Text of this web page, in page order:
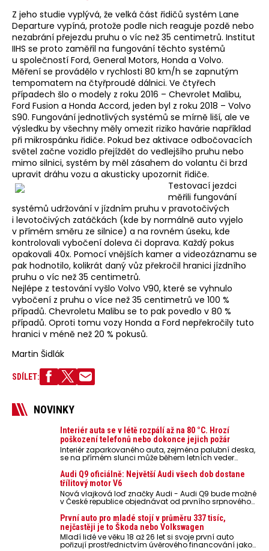
Z jeho studie vyplývá, že velká část řidičů systém Lane
Departure vypíná, protože podle nich reaguje pozdě nebo
nezabrání přejezdu pruhu o víc než 35 centimetrů. Institut
IIHS se proto zaměřil na fungování těchto systémů
u společností Ford, General Motors, Honda a Volvo.
Měření se provádělo v rychlosti 80 km/h se zapnutým
tempomatem na čtyřproudé dálnici. Ve čtyřech
případech šlo o modely z roku 2016 – Chevrolet Malibu,
Ford Fusion a Honda Accord, jeden byl z roku 2018 – Volvo
S90. Fungování jednotlivých systémů se mírně liší, ale ve
výsledku by všechny měly omezit riziko havárie například
při mikrospánku řidiče. Pokud bez aktivace odbočovacích
světel začne vozidlo přejíždět do vedlejšího pruhu nebo
mimo silnici, systém by měl zásahem do volantu či brzd
upravit dráhu vozu a akusticky upozornit řidiče.
Testovací jezdci
měřili fungování
systémů udržování v jízdním pruhu v pravotočivých
i levotočivých zatáčkách (kde by normálně auto vyjelo
v přímém směru ze silnice) a na rovném úseku, kde
kontrolovali vybočení doleva či doprava. Každý pokus
opakovali 40x. Pomocí vnějších kamer a videozáznamu se
pak hodnotilo, kolikrát daný vůz překročil hranici jízdního
pruhu o víc než 35 centimetrů.
Nejlépe z testování vyšlo Volvo V90, které se vyhnulo
vybočení z pruhu o více než 35 centimetrů ve 100 %
případů. Chevroletu Malibu se to pak povedlo v 80 %
případů. Oproti tomu vozy Honda a Ford nepřekročily tuto
hranici v méně než 20 % pokusů.
Martin Šidlák
SDÍLET:
NOVINKY
Interiér auta se v létě rozpálí až na 80 °C. Hrozí
poškození telefonů nebo dokonce jejich požár
Interiér zaparkovaného auta, zejména palubní deska,
se na přímém slunci může během letních veder
nebezpečí pro odložené mobilní telefony, powerbanky
nebo notebooky. Můžou urychlit stárnutí baterií,
poškodit elektroniku a ve výjimečných případech i
zvýšit riziko požáru.
Audi Q9 oficiálně: Největší Audi všech dob dostane
třílitový motor V6
Nová vlajková loď značky Audi - Audi Q9 bude možné
v České republice objednávat od prvního srpnového
První auto pro mladé stojí v průměru 337 tisíc,
nejčastěji je to Škoda nebo Volkswagen
Mladí lidé ve věku 18 až 26 let si svoje první auto
pořizují prostřednictvím úvěrového financování jako